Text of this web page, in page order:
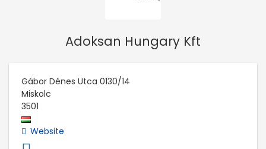
Adoksan Hungary Kft
Gábor Dénes Utca 0130/14
Miskolc
3501
Website